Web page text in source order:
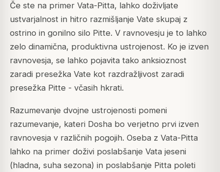
Če ste na primer Vata-Pitta, lahko doživljate
ustvarjalnost in hitro razmišljanje Vate skupaj z
ostrino in gonilno silo Pitte. V ravnovesju je to lahko
zelo dinamična, produktivna ustrojenost. Ko je izven
ravnovesja, se lahko pojavita tako anksioznost
zaradi presežka Vate kot razdražljivost zaradi
presežka Pitte - včasih hkrati.
Razumevanje dvojne ustrojenosti pomeni
razumevanje, kateri Dosha bo verjetno prvi izven
ravnovesja v različnih pogojih. Oseba z Vata-Pitta
lahko na primer doživi poslabšanje Vata jeseni
(hladna, suha sezona) in poslabšanje Pitta poleti